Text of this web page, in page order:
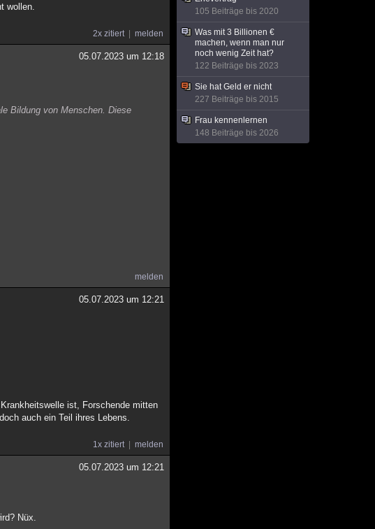
wollen.
2x zitiert melden
05.07.2023 um 12:18
Bildung von Menschen. Diese
melden
05.07.2023 um 12:21
ist, Forschende mitten
auch ein Teil ihres Lebens.
1x zitiert melden
05.07.2023 um 12:21
Nüx.
105 Beiträge bis 2020
Was mit 3 Billionen €
machen, wenn man nur
noch wenig Zeit hat?
122 Beiträge bis 2023
Sie hat Geld er nicht
227 Beiträge bis 2015
Frau kennenlernen
148 Beiträge bis 2026